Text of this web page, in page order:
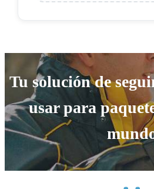
Tu solución de
usar para